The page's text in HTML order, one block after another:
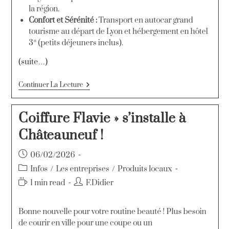
la région.
Confort et Sérénité :Transport en autocar grand
tourisme au départ de Lyon et hébergement en hôtel
3* (petits déjeuners inclus).
(suite…)
Continuer La Lecture
Coiffure Flavie » s’installe à
Châteauneuf !
06/02/2026
Infos / Les entreprises / Produits locaux
1 min read
F.Didier
Bonne nouvelle pour votre routine beauté ! Plus besoin
de courir en ville pour une coupe ou un